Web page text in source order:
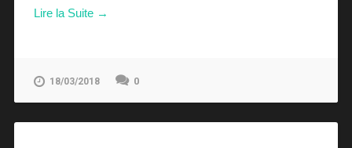
Lire la Suite →
18/03/2018 0